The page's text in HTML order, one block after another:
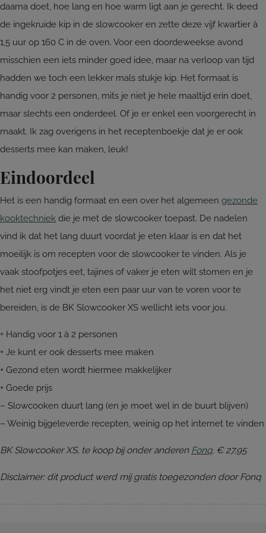
daarna doet, hoe lang en hoe warm ligt aan je gerecht. Ik deed
de ingekruide kip in de slowcooker en zette deze vijf kwartier à
1,5 uur op 160 C in de oven. Voor een doordeweekse avond
misschien een iets minder goed idee, maar na verloop van tijd
hadden we toch een lekker mals stukje kip. Het formaat is
handig voor 2 personen, mits je niet je hele maaltijd erin doet,
maar slechts een onderdeel. Of je er enkel een voorgerecht in
maakt. Ik zag overigens in het receptenboekje dat je er ook
desserts mee kan maken, leuk!
Eindoordeel
Het is een handig formaat en een over het algemeen gezonde
kooktechniek die je met de slowcooker toepast. De nadelen
vind ik dat het lang duurt voordat je eten klaar is en dat het
moeilijk is om recepten voor de slowcooker te vinden. Als je
vaak stoofpotjes eet, tajines of vaker je eten wilt stomen en je
het niet erg vindt je eten een paar uur van te voren voor te
bereiden, is de BK Slowcooker XS wellicht iets voor jou.
+ Handig voor 1 à 2 personen
+ Je kunt er ook desserts mee maken
+ Gezond eten wordt hiermee makkelijker
+ Goede prijs
– Slowcooken duurt lang (en je moet wel in de buurt blijven)
– Weinig bijgeleverde recepten, weinig op het internet te vinden
BK Slowcooker XS, te koop bij onder anderen Fonq, € 27,95
Disclaimer: dit product werd mij gratis toegezonden door Fonq